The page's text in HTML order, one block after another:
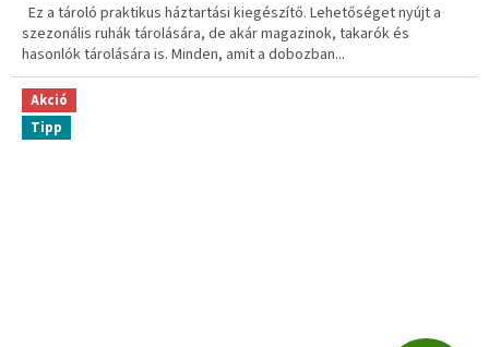
Ez a tároló praktikus háztartási kiegészítő. Lehetőséget nyújt a
szezonális ruhák tárolására, de akár magazinok, takarók és
hasonlók tárolására is. Minden, amit a dobozban...
Akció
Tipp